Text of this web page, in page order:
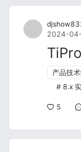
2024-
产品技
8.x
5